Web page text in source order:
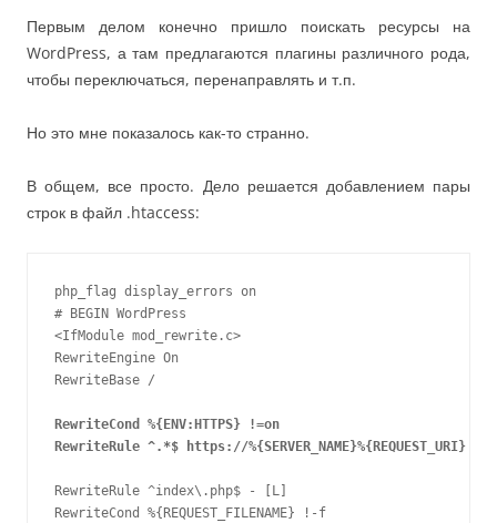
Первым делом конечно пришло поискать ресурсы на
WordPress, а там предлагаются плагины различного рода,
чтобы переключаться, перенаправлять и т.п.
Но это мне показалось как-то странно.
В общем, все просто. Дело решается добавлением пары
строк в файл .htaccess:
php_flag display_errors on
# BEGIN WordPress
<IfModule mod_rewrite.c>
RewriteEngine On
RewriteBase /
RewriteCond %{ENV:HTTPS} !=on
RewriteRule ^.*$ https://%{SERVER_NAME}%{REQUEST_URI}
RewriteRule ^index\.php$ - [L]
RewriteCond %{REQUEST_FILENAME} !-f